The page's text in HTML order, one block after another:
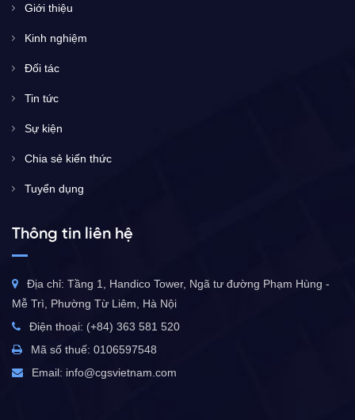
Giới thiệu
Kinh nghiệm
Đối tác
Tin tức
Sự kiện
Chia sẻ kiến thức
Tuyển dụng
Thông tin liên hệ
Địa chỉ: Tầng 1, Handico Tower, Ngã tư đường Phạm Hùng -
Mễ Trì, Phường Từ Liêm, Hà Nội
Điện thoại: (+84) 363 581 520
Mã số thuế: 0106597548
Email: info@cgsvietnam.com